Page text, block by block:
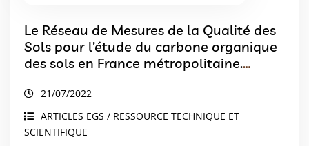
Le Réseau de Mesures de la Qualité des
Sols pour l’étude du carbone organique
des sols en France métropolitaine.
Le RMQS pour l’étude du carbone
organique des sols
21/07/2022
ARTICLES EGS / RESSOURCE TECHNIQUE ET
SCIENTIFIQUE